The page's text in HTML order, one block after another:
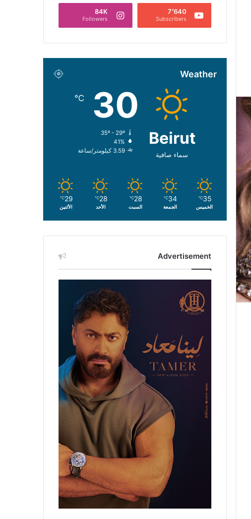
7٬640
Subscribers
84K
Followers
Weather
Beirut
سماء صافية
30
℃
35º - 29º
41%
3.59 كيلومتر/ساعة
35
℃
الخميس
34
℃
الجمعة
28
℃
السبت
28
℃
الأحد
29
℃
الأثنين
Advertisement